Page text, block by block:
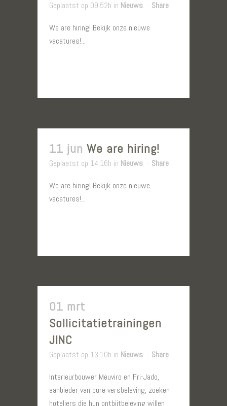
Geplaatst op 09:52h in Nieuws Share
We are hiring! Bekijk onze nieuwe
vacatures!...
11 jun We are hiring!
Geplaatst op 14:16h in Nieuws Share
We are hiring! Bekijk onze nieuwe
vacatures!...
01 mrt
Sollicitatietrainingen
JINC
Geplaatst op 13:10h in Nieuws Share
Interieurbouwer Meuviro en Fri-Jado,
aanbieder van pure versbeleving, zoeken
hoteliers die hun ontbijtbeleving willen